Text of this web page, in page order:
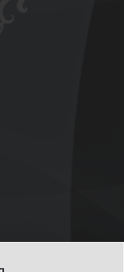
Moment